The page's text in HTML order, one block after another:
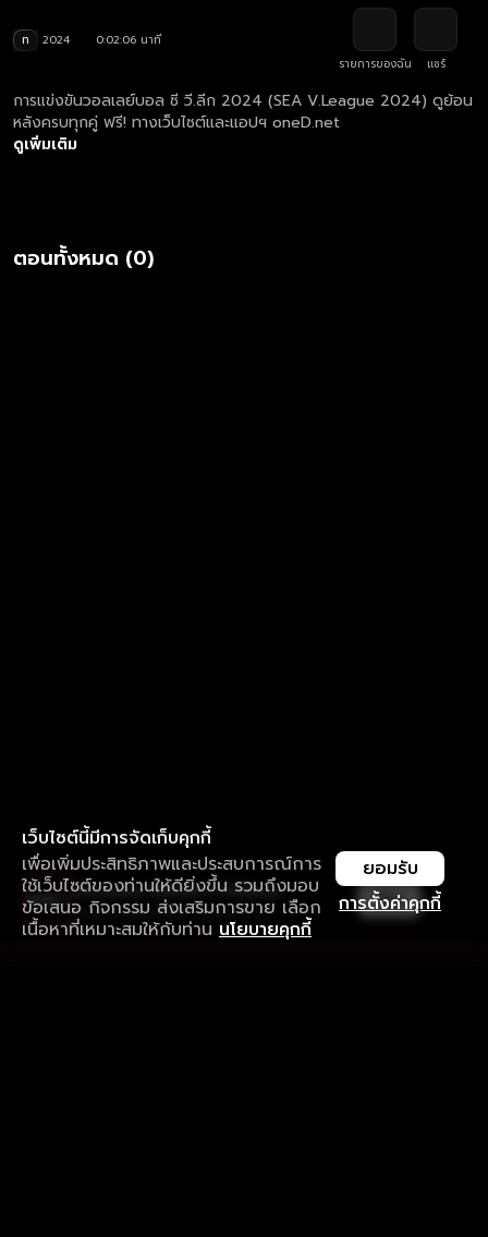
ท 2024
0:02:06 นาที
รายการของฉัน
แชร์
การแข่งขันวอลเลย์บอล ซี วี.ลีก 2024 (SEA V.League 2024) ดูย้อน
หลังครบทุกคู่ ฟรี! ทางเว็บไซต์และแอปฯ oneD.net
ดูเพิ่มเติม
ตอนทั้งหมด (0)
เว็บไซต์นี้มีการจัดเก็บคุกกี้
เพื่อเพิ่มประสิทธิภาพและประสบการณ์การ
ใช้เว็บไซต์ของท่านให้ดียิ่งขึ้น รวมถึงมอบ
ข้อเสนอ กิจกรรม ส่งเสริมการขาย เลือก
เนื้อหาที่เหมาะสมให้กับท่าน นโยบายคุกกี้
การตั้งค่าคุกกี้
ยอมรับ
ใช้งานแอป ลื่นไหลกว่า ไม่มีสะดุด
ดาวน์โหลดแอปเพื่อการรับชมที่ดีกว่า เปิด